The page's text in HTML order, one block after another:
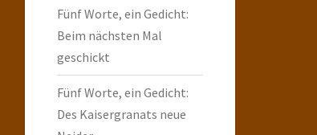
Fünf Worte, ein Gedicht:
Beim nächsten Mal
geschickt
Fünf Worte, ein Gedicht:
Des Kaisergranats neue